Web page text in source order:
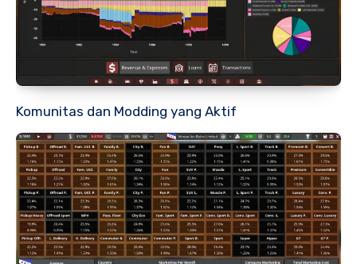
Komunitas dan Modding yang Aktif